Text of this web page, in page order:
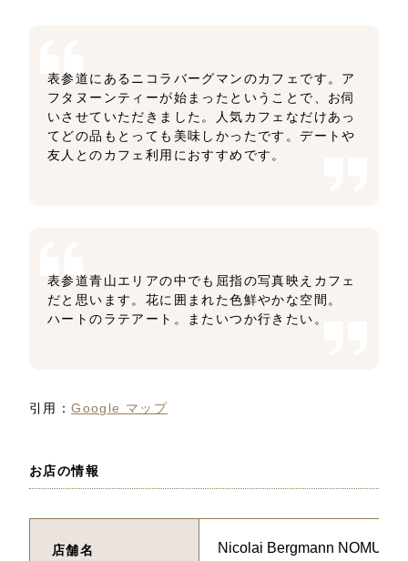
表参道にあるニコラバーグマンのカフェです。ア
フタヌーンティーが始まったということで、お伺
いさせていただきました。人気カフェなだけあっ
てどの品もとっても美味しかったです。デートや
友人とのカフェ利用におすすめです。
表参道青山エリアの中でも屈指の写真映えカフェ
だと思います。花に囲まれた色鮮やかな空間。
ハートのラテアート。またいつか行きたい。
引用：Google マップ
お店の情報
店舗名 Nicolai Bergmann NOMU 青